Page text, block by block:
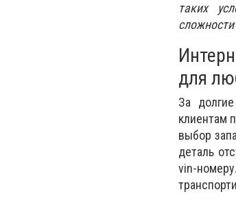
таких
для
За
клиентам
выбор
деталь
vin-